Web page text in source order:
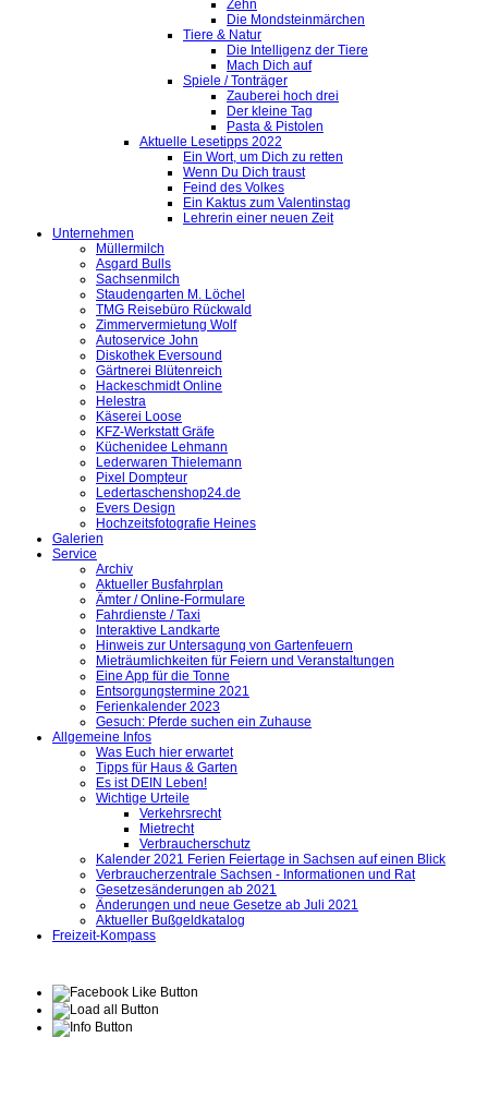
Zehn
Die Mondsteinmärchen
Tiere & Natur
Die Intelligenz der Tiere
Mach Dich auf
Spiele / Tonträger
Zauberei hoch drei
Der kleine Tag
Pasta & Pistolen
Aktuelle Lesetipps 2022
Ein Wort, um Dich zu retten
Wenn Du Dich traust
Feind des Volkes
Ein Kaktus zum Valentinstag
Lehrerin einer neuen Zeit
Unternehmen
Müllermilch
Asgard Bulls
Sachsenmilch
Staudengarten M. Löchel
TMG Reisebüro Rückwald
Zimmervermietung Wolf
Autoservice John
Diskothek Eversound
Gärtnerei Blütenreich
Hackeschmidt Online
Helestra
Käserei Loose
KFZ-Werkstatt Gräfe
Küchenidee Lehmann
Lederwaren Thielemann
Pixel Dompteur
Ledertaschenshop24.de
Evers Design
Hochzeitsfotografie Heines
Galerien
Service
Archiv
Aktueller Busfahrplan
Ämter / Online-Formulare
Fahrdienste / Taxi
Interaktive Landkarte
Hinweis zur Untersagung von Gartenfeuern
Mieträumlichkeiten für Feiern und Veranstaltungen
Eine App für die Tonne
Entsorgungstermine 2021
Ferienkalender 2023
Gesuch: Pferde suchen ein Zuhause
Allgemeine Infos
Was Euch hier erwartet
Tipps für Haus & Garten
Es ist DEIN Leben!
Wichtige Urteile
Verkehrsrecht
Mietrecht
Verbraucherschutz
Kalender 2021 Ferien Feiertage in Sachsen auf einen Blick
Verbraucherzentrale Sachsen - Informationen und Rat
Gesetzesänderungen ab 2021
Änderungen und neue Gesetze ab Juli 2021
Aktueller Bußgeldkatalog
Freizeit-Kompass